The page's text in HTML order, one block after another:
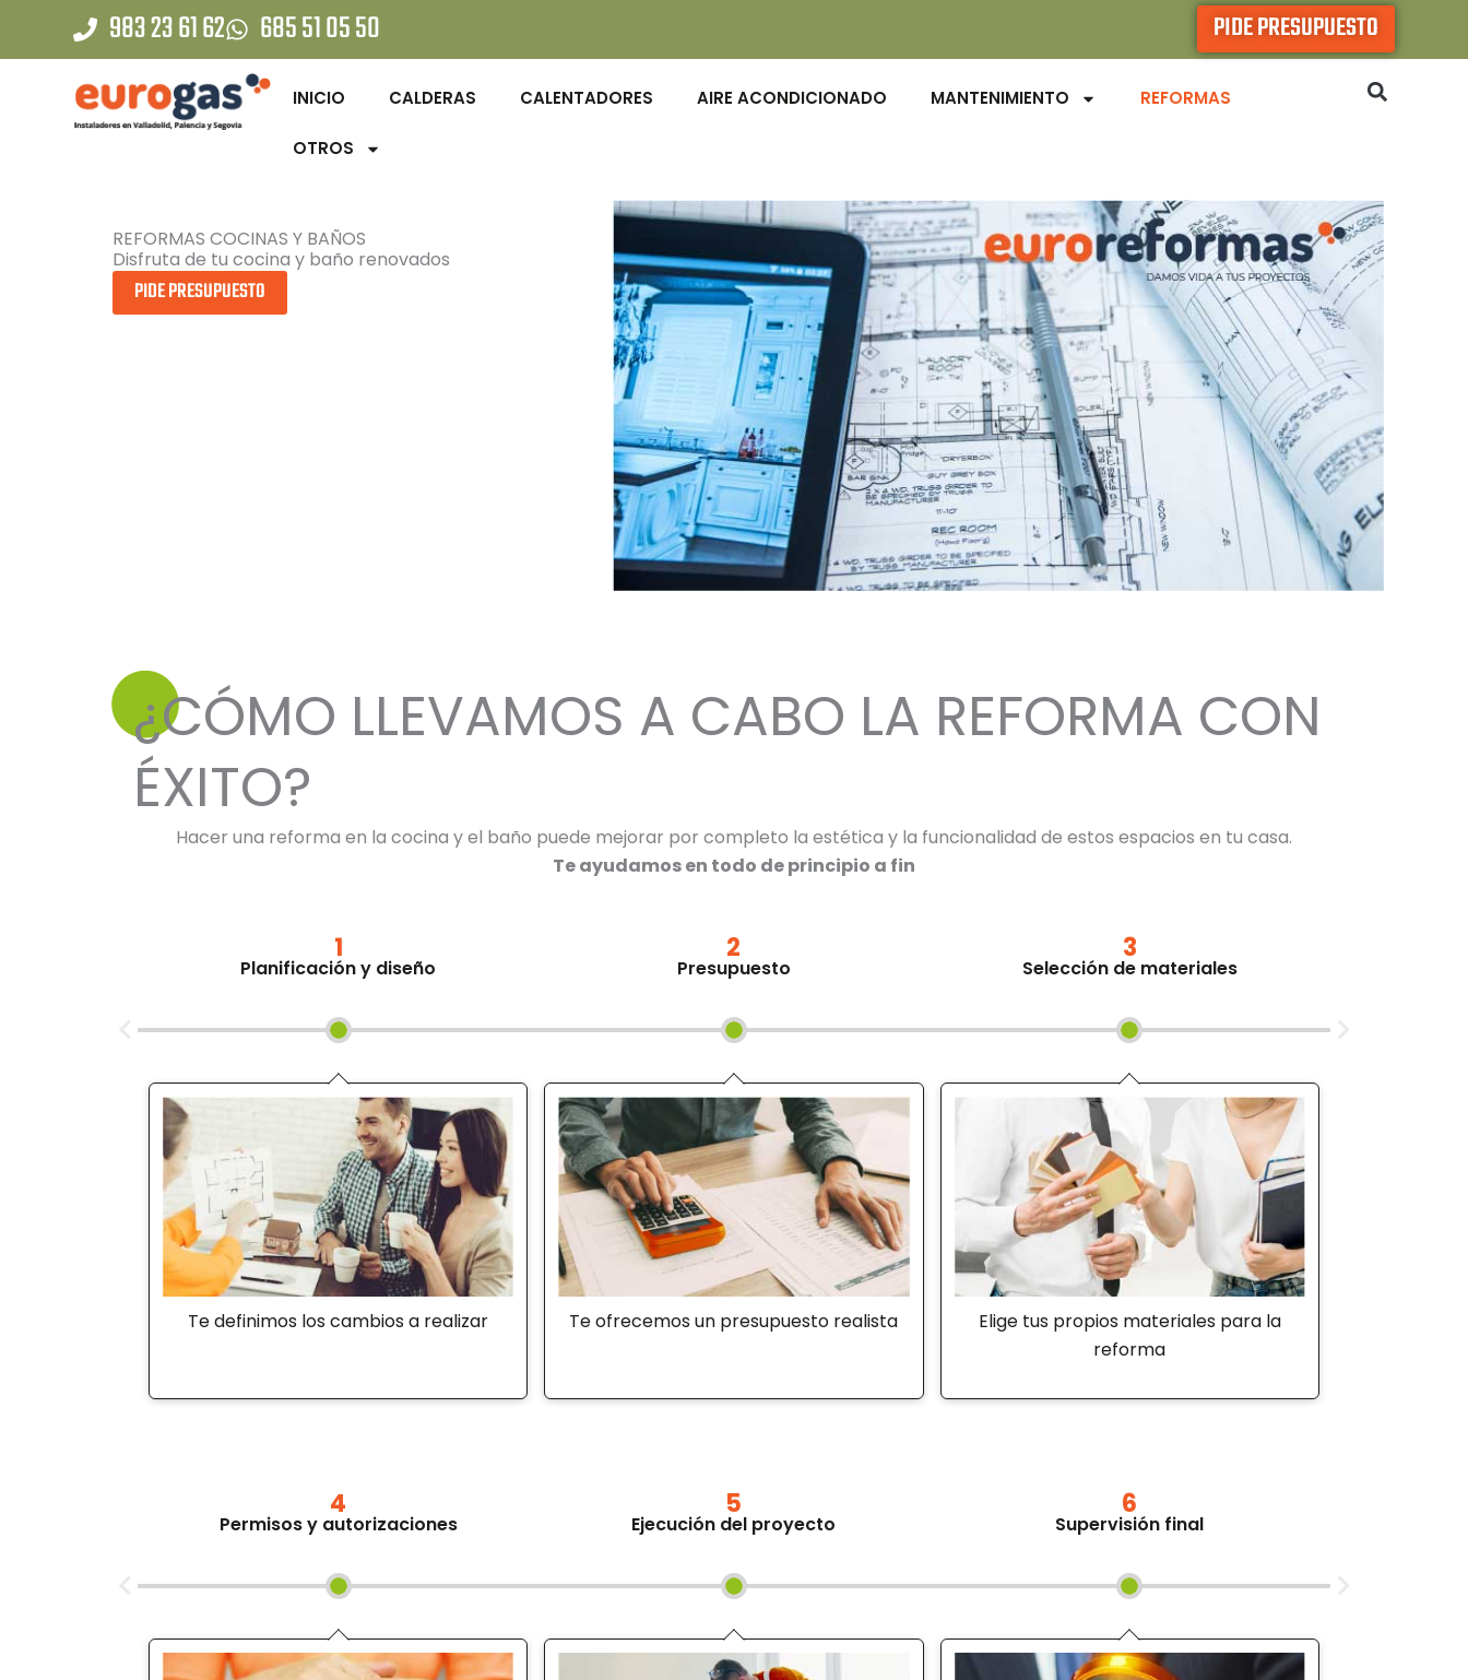
983 23 61 62 685 51 05 50 PIDE PRESUPUESTO
INICIO CALDERAS CALENTADORES AIRE ACONDICIONADO MANTENIMIENTO REFORMAS
OTROS
REFORMAS COCINAS Y BAÑOS
Disfruta de tu cocina y baño renovados
PIDE PRESUPUESTO
¿CÓMO LLEVAMOS A CABO LA REFORMA CON
ÉXITO?
Hacer una reforma en la cocina y el baño puede mejorar por completo la estética y la funcionalidad de estos espacios en tu casa.
Te ayudamos en todo de principio a fin
1
Planificación y diseño
Te definimos los cambios a realizar
2
Presupuesto
Te ofrecemos un presupuesto realista
3
Selección de materiales
Elige tus propios materiales para la
reforma
4
Permisos y autorizaciones
5
Ejecución del proyecto
6
Supervisión final